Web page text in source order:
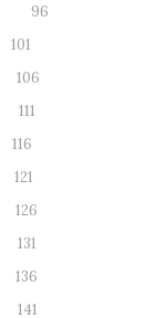
96
101
106
111
116
121
126
131
136
141